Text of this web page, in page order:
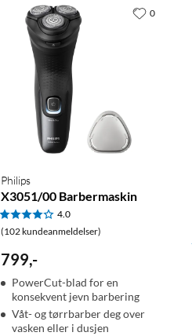
Philips
X3051/00 Barbermaskin
4.0
(102 kundeanmeldelser)
799,-
PowerCut-blad for en
konsekvent jevn barbering
Våt- og tørrbarber deg over
vasken eller i dusjen
0